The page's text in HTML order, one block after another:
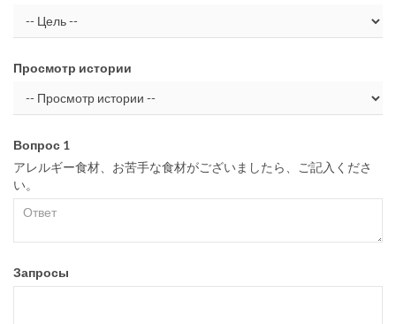
Просмотр истории
Вопрос 1
アレルギー食材、お苦手な食材がございましたら、ご記入くださ
い。
Запросы